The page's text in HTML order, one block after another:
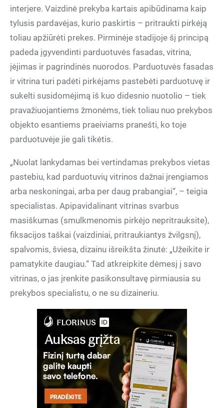
interjere. Vaizdinė prekyba kartais apibūdinama kaip
tylusis pardavėjas, kurio paskirtis – pritraukti pirkėją
toliau apžiūrėti prekes. Pirminėje stadijoje šį principą
padeda įgyvendinti parduotuvės fasadas, vitrina,
įėjimas ir pagrindinės nuorodos. Parduotuvės fasadas
ir vitrina turi padėti pirkėjams pastebėti parduotuvę ir
sukelti susidomėjimą iš kuo didesnio nuotolio – tiek
pravažiuojantiems žmonėms, tiek toliau nuo prekybos
objekto esantiems praeiviams pranešti, ko toje
parduotuvėje jie gali tikėtis.
„Nuolat lankydamas bei vertindamas prekybos vietas
pastebiu, kad parduotuvių vitrinos dažnai įrengiamos
arba neskoningai, arba per daug prabangiai“, – teigia
specialistas. Apipavidalinant vitrinas svarbus
masiškumas (smulkmenomis pirkėjo nepritrauksite),
fiksacijos taškai (vaizdiniai, pritraukiantys žvilgsnį),
spalvomis, šviesa, dizainu išreikšta žinutė: „Užeikite ir
pamatykite daugiau.“ Tad atkreipkite dėmesį į savo
vitrinas, o jas įrenkite pasikonsultavę pirmiausia su
prekybos specialistu, o ne su dizaineriu.